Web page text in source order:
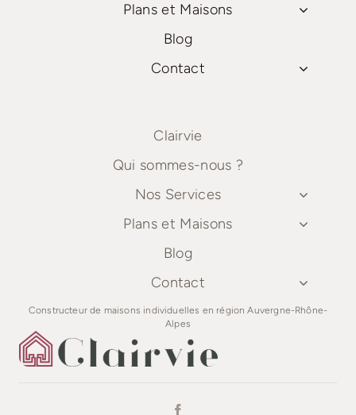
Plans et Maisons
Blog
Contact
Clairvie
Qui sommes-nous ?
Nos Services
Plans et Maisons
Blog
Contact
Constructeur de maisons individuelles en région Auvergne-Rhône-
Alpes